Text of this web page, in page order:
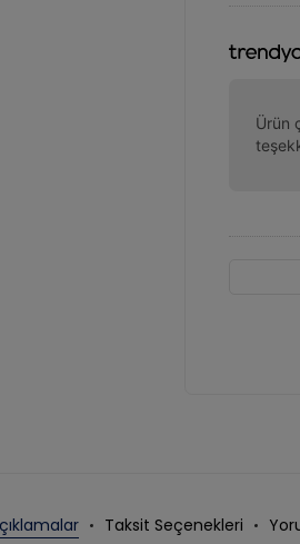
Ürün
Taksit Seçenekleri